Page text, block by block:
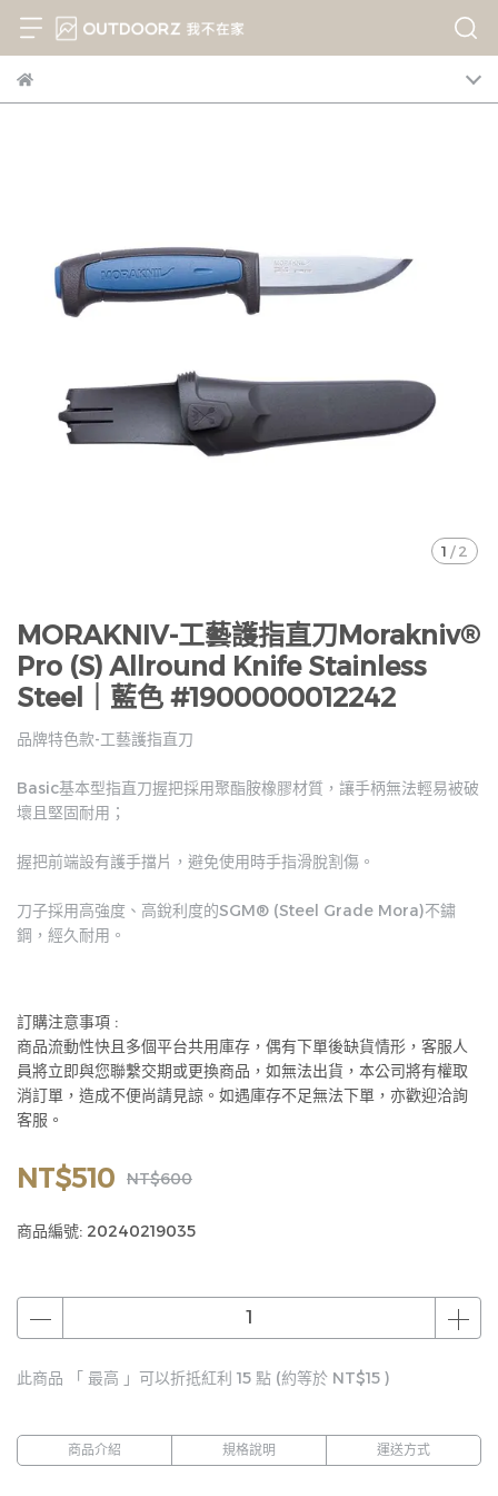
1 / 2
MORAKNIV-工藝護指直刀Morakniv®
Pro (S) Allround Knife Stainless
Steel｜藍色 #1900000012242
品牌特色款-工藝護指直刀
Basic基本型指直刀握把採用聚酯胺橡膠材質，讓手柄無法輕易被破
壞且堅固耐用；
握把前端設有護手擋片，避免使用時手指滑脫割傷。
刀子採用高強度、高銳利度的SGM® (Steel Grade Mora)不鏽
鋼，經久耐用。
訂購注意事項 :
商品流動性快且多個平台共用庫存，偶有下單後缺貨情形，客服人
員將立即與您聯繫交期或更換商品，如無法出貨，本公司將有權取
消訂單，造成不便尚請見諒。如遇庫存不足無法下單，亦歡迎洽詢
客服。
NT$510 NT$600
商品編號: 20240219035
此商品 「 最高 」可以折抵紅利 15 點 (約等於 NT$15 )
商品介紹 規格說明 運送方式